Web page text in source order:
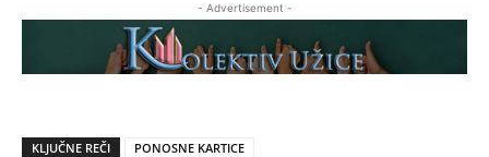
- Advertisement -
KLJUČNE REČI PONOSNE KARTICE